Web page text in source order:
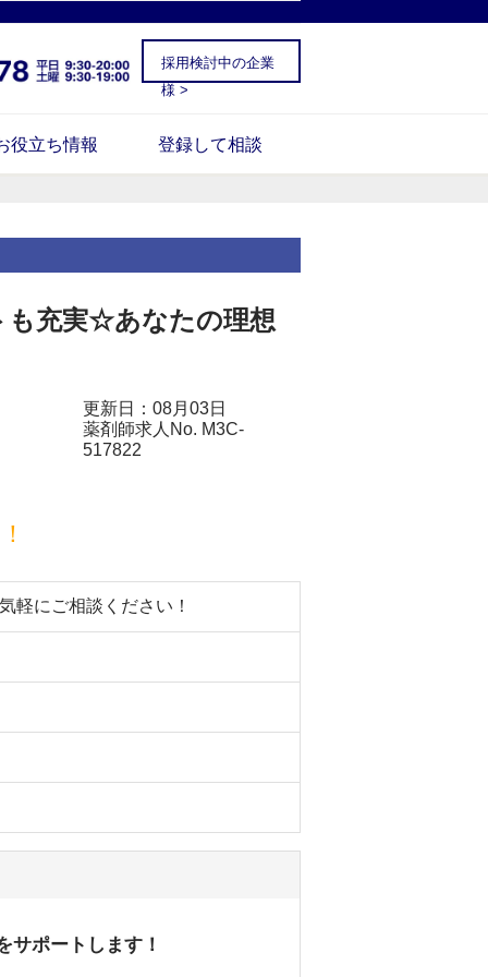
採用検討中の企業
様 >
役立ち情報 登録して相談
も充実☆あなたの理想
更新日：08月03日
薬剤師求人No. M3C-
517822
軽にご相談ください！
ポートします！